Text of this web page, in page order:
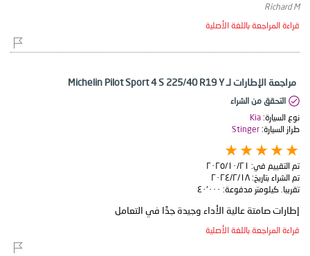
Richard M
قراءة المراجعة باللغة الأصلية
مراجعة الإطارات لـ Michelin Pilot Sport 4 S 225/40 R19 Y
التحقق من الشراء
نوع السيارة: Kia
طراز السيارة: Stinger
تم التقييم في: ٢١‏/١٠‏/٢٠٢٥
تم الشراء بتاريخ: ١٨‏/٢‏/٢٠٢٤
تقريبا. كيلومتر مدفوعة: ٤٠٬٠٠٠
إطارات صامتة عالية الأداء وجيدة جدًا في التعامل
قراءة المراجعة باللغة الأصلية